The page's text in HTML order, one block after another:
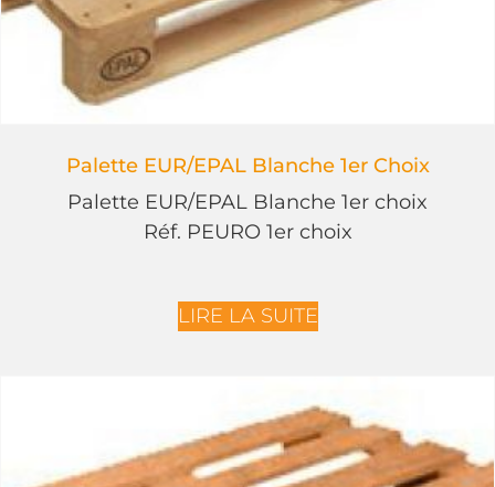
Palette EUR/EPAL Blanche 1er Choix
Palette EUR/EPAL Blanche 1er choix
Réf. PEURO 1er choix
LIRE LA SUITE